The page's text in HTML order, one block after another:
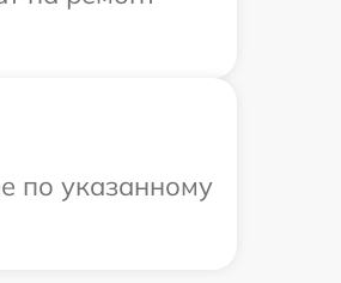
по указанному